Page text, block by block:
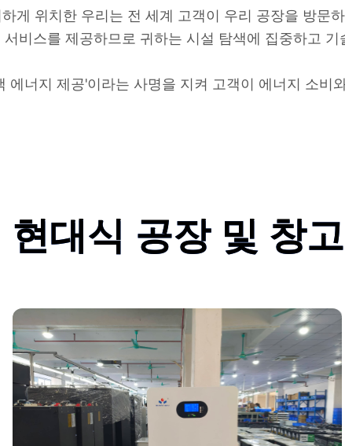
게 위치한 우리는 전 세계 고객이 우리 공장을 방문
비스를 제공하므로 귀하는 시설 탐색에 집중하고
너지 제공'이라는 사명을 지켜 고객이 에너지 소비
현대식 공장 및 창고